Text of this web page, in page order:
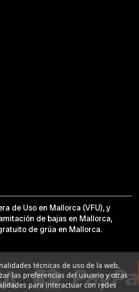
técnicas de uso de la web,
las preferencias del usuario y otras
para interactuar con redes
de Uso en Mallorca (VFU), y
de bajas en Mallorca,
de grúa en Mallorca.